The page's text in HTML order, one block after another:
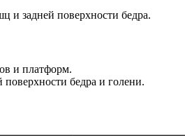
и задней поверхности бедра.
и платформ.
бедра и голени.